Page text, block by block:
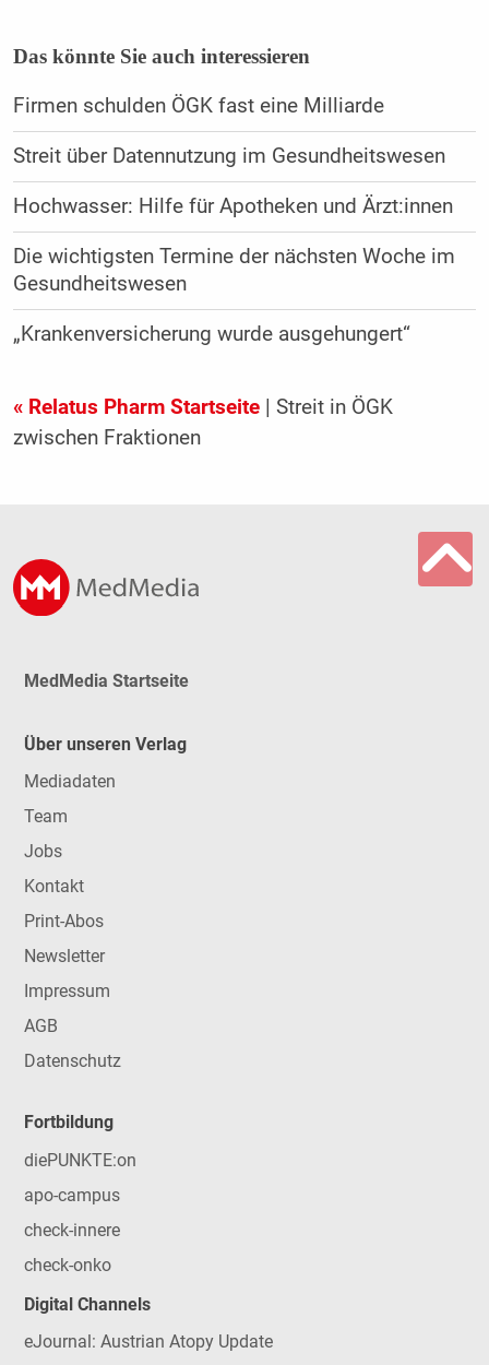
Das könnte Sie auch interessieren
Firmen schulden ÖGK fast eine Milliarde
Streit über Datennutzung im Gesundheitswesen
Hochwasser: Hilfe für Apotheken und Ärzt:innen
Die wichtigsten Termine der nächsten Woche im
Gesundheitswesen
„Krankenversicherung wurde ausgehungert“
« Relatus Pharm Startseite| Streit in ÖGK
zwischen Fraktionen
MedMedia Startseite
Über unseren Verlag
Mediadaten
Team
Jobs
Kontakt
Print-Abos
Newsletter
Impressum
AGB
Datenschutz
Fortbildung
diePUNKTE:on
apo-campus
check-innere
check-onko
Digital Channels
eJournal: Austrian Atopy Update